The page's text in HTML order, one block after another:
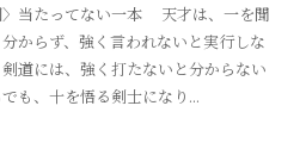
当たってない一本 天才は、一を聞
からず、強く言われないと実行しな
道には、強く打たないと分からない
も、十を悟る剣士になり...